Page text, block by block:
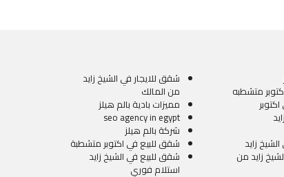
متشطبه
زايد
زايد من
شقق للايجار في الشيخ زايد
من المالك
مميزات بادية بالم هيلز
seo agency in egypt
شركة بالم هيلز
شقق للبيع في اكتوبر متشطبة
شقق للبيع في الشيخ زايد
استلام فوري